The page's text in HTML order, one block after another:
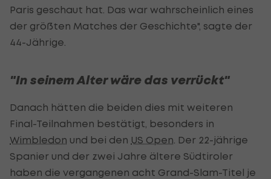
Paris geschaut hat. Das war wahrscheinlich eines
der größten Matches der Geschichte", sagte der
44-Jährige.
"In seinem Alter wäre das verrückt"
Danach hätten die beiden dies mit weiteren
Final-Teilnahmen bestätigt, besonders in
Wimbledon und bei den US Open . Der 22-jährige
Spanier und der zwei Jahre ältere Südtiroler
haben die vergangenen acht Grand-Slam-Titel je